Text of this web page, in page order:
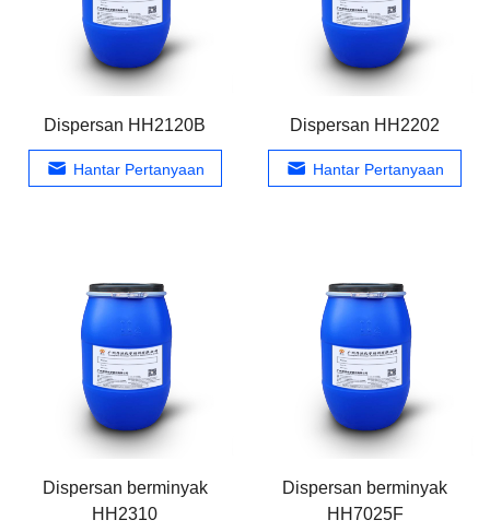
Dispersan HH2120B
Hantar Pertanyaan
Dispersan HH2202
Hantar Pertanyaan
Dispersan berminyak
HH2310
Dispersan berminyak
HH7025F